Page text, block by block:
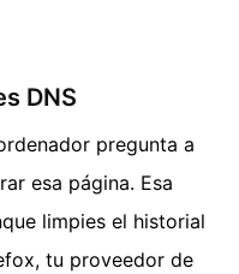
DNS
pregunta a
esa página. Esa
limpies el historial
tu proveedor de